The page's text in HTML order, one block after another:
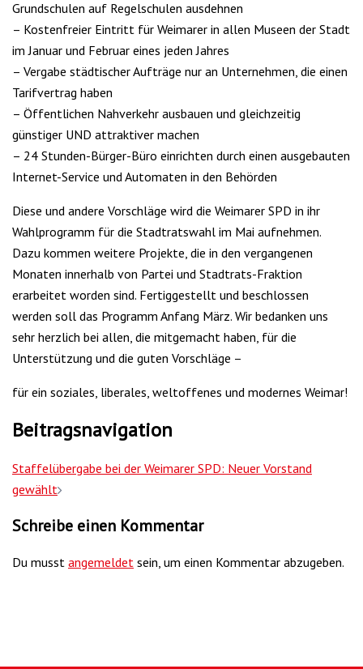
Grundschulen auf Regelschulen ausdehnen
– Kostenfreier Eintritt für Weimarer in allen Museen der Stadt
im Januar und Februar eines jeden Jahres
– Vergabe städtischer Aufträge nur an Unternehmen, die einen
Tarifvertrag haben
– Öffentlichen Nahverkehr ausbauen und gleichzeitig
günstiger UND attraktiver machen
– 24 Stunden-Bürger-Büro einrichten durch einen ausgebauten
Internet-Service und Automaten in den Behörden
Diese und andere Vorschläge wird die Weimarer SPD in ihr
Wahlprogramm für die Stadtratswahl im Mai aufnehmen.
Dazu kommen weitere Projekte, die in den vergangenen
Monaten innerhalb von Partei und Stadtrats-Fraktion
erarbeitet worden sind. Fertiggestellt und beschlossen
werden soll das Programm Anfang März. Wir bedanken uns
sehr herzlich bei allen, die mitgemacht haben, für die
Unterstützung und die guten Vorschläge –
für ein soziales, liberales, weltoffenes und modernes Weimar!
Beitragsnavigation
Staffelübergabe bei der Weimarer SPD: Neuer Vorstand
gewählt
Schreibe einen Kommentar
Du musst angemeldet sein, um einen Kommentar abzugeben.